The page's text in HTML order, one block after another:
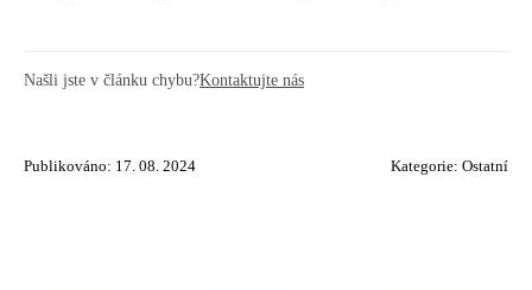
Našli jste v článku chybu?Kontaktujte nás
Publikováno: 17. 08. 2024 Kategorie: Ostatní